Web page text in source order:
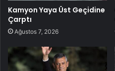
Kamyon Yaya Üst Geçidine
Çarptı
Ağustos 7, 2026